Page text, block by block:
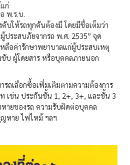
ก่
พ.ร.บ.
บให้รถทุกคันต้องมี โดยมีชื่อเต็มว่า
ประสบภัยจากรถ พ.ศ. 2535” จุด
ลือค่ารักษาพยาบาลแก่ผู้ประสบเหตุ
ขับ ผู้โดยสาร หรือบุคคลภายนอก
รถเลือกซื้อเพิ่มเติมตามความต้องการ
เช่น ประกันชั้น 1, 2+, 3+, และชั้น 3
ายของรถ ความรับผิดต่อบุคคล
หาย ไฟไหม้ ฯลฯ